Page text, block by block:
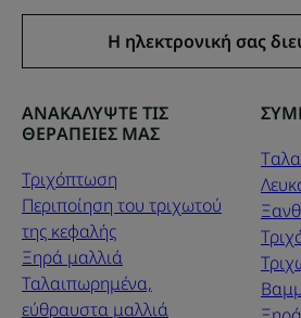
Η ηλεκτρονική σας
ΑΝΑΚΑΛΥΨΤΕ ΤΙΣ
ΘΕΡΑΠΕΙΕΣ ΜΑΣ
Τριχόπτωση
Περιποίηση του τριχωτού
της κεφαλής
Ξηρά μαλλιά
Ταλαιπωρημένα,
εύθραυστα μαλλιά